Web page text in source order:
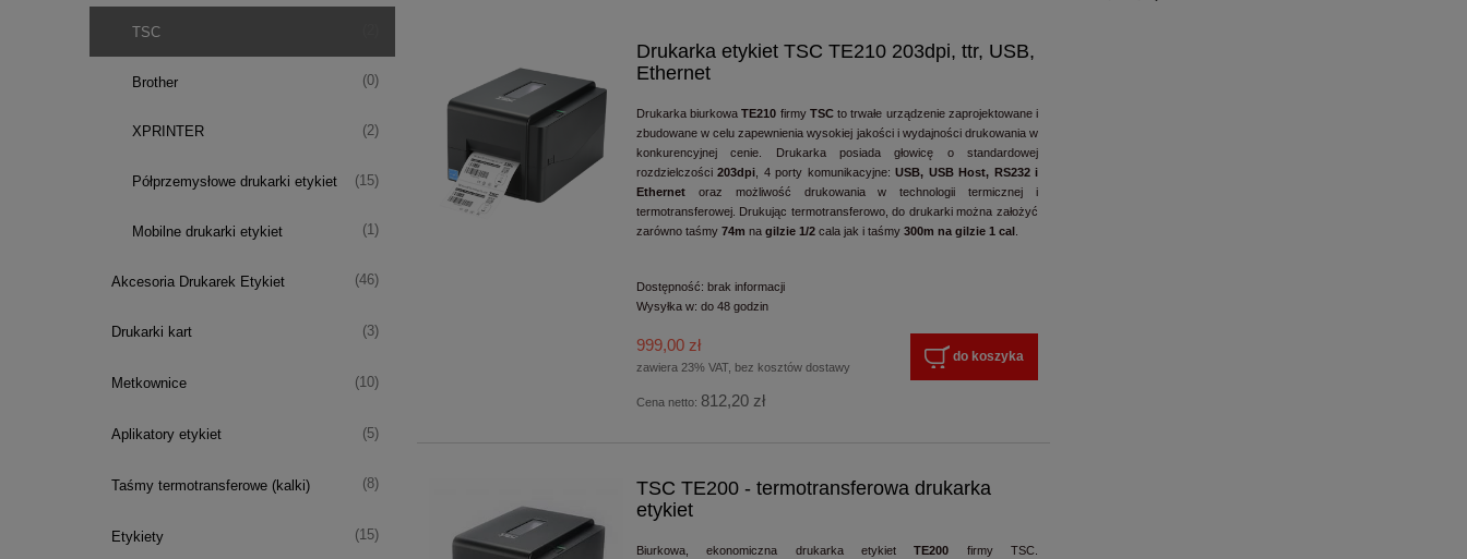
TSC
Brother (0)
XPRINTER (2)
Półprzemysłowe drukarki etykiet (15)
Mobilne drukarki etykiet (1)
Akcesoria Drukarek Etykiet (46)
Drukarki kart (3)
Metkownice (10)
Aplikatory etykiet (5)
Taśmy termotransferowe (kalki) (8)
Etykiety (15)
Drukarka etykiet TSC TE210 203dpi, ttr, USB,
Ethernet
Drukarka biurkowaTE210 firmy TSCto trwałe urządzenie zaprojektowane i
zbudowane w celu zapewnienia wysokiej jakości i wydajności drukowania w
konkurencyjnej cenie. Drukarka posiada głowicę o standardowej
rozdzielczości203dpi , 4 porty komunikacyjne:USB, USB Host, RS232 i
Ethernetoraz możliwość drukowania w technologii termicznej i
termotransferowej. Drukując termotransferowo, do drukarki można założyć
zarówno taśmy 74m na gilzie 1/2cala jak i taśmy 300m na gilzie 1 cal
Dostępność: brak informacji
Wysyłka w: do 48 godzin
999,00 zł
zawiera 23% VAT, bez kosztów dostawy
Cena netto: 812,20 zł
do koszyka
TSC TE200 - termotransferowa drukarka
etykiet
Biurkowa, ekonomiczna drukarka etykietTE200 firmy TSC.